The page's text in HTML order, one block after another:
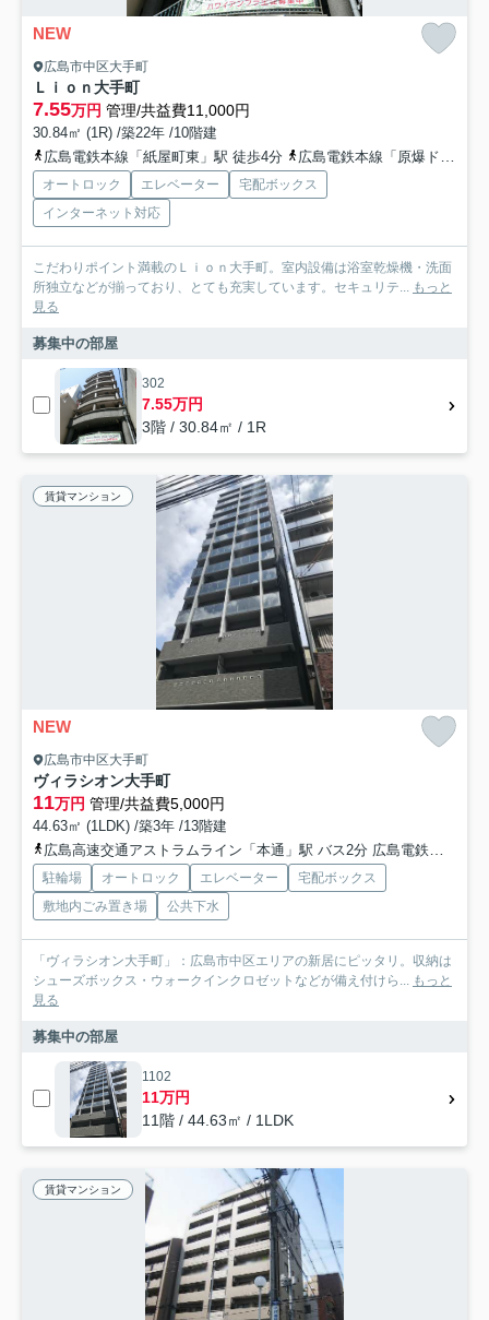
NEW
広島市中区大手町
Ｌｉｏｎ大手町
7.55万円 管理/共益費11,000円
30.84㎡ (1R) /築22年 /10階建
広島電鉄本線「紙屋町東」駅 徒歩4分
広島電鉄本線「原爆ドーム前」駅 徒歩3分
オートロック エレベーター
宅配ボックス
インターネット対応
こだわりポイント満載のＬｉｏｎ大手町。室内設備は浴室乾燥機・洗面
所独立などが揃っており、とても充実しています。セキュリテ... もっと
見る
募集中の部屋
302
7.55万円
3階 / 30.84㎡ / 1R
賃貸マンション
NEW
広島市中区大手町
ヴィラシオン大手町
11万円 管理/共益費5,000円
44.63㎡ (1LDK) /築3年 /13階建
広島高速交通アストラムライン「本通」駅 バス2分 広島電鉄「中電前（広島県）」 停歩3分
駐輪場 オートロック エレベーター
宅配ボックス
敷地内ごみ置き場
公共下水
「ヴィラシオン大手町」：広島市中区エリアの新居にピッタリ。収納は
シューズボックス・ウォークインクロゼットなどが備え付けら... もっと
見る
募集中の部屋
1102
11万円
11階 / 44.63㎡ / 1LDK
賃貸マンション